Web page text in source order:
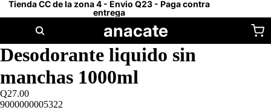
Tienda CC de la zona 4 - Envio Q23 - Paga contra
entrega
anacate
Desodorante liquido sin
manchas 1000ml
Q27.00
9000000005322